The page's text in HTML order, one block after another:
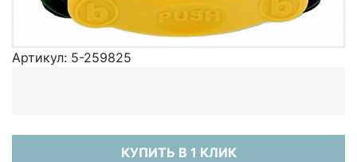
Артикул: 5-259825
КУПИТЬ В 1 КЛИК